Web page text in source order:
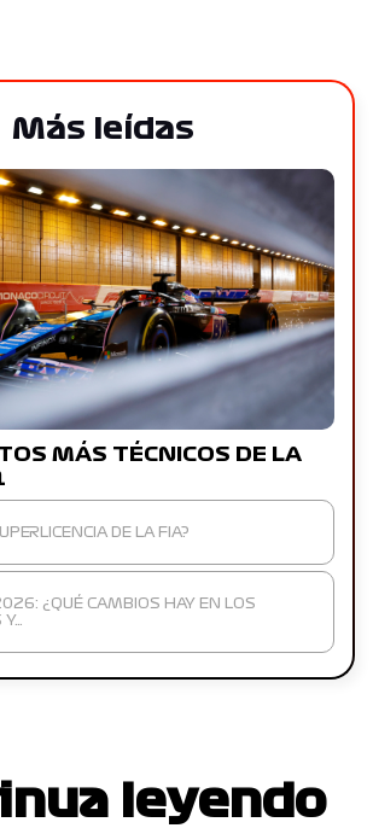
Más leídas
MÁS TÉCNICOS DE LA
DE LA FIA?
¿QUÉ CAMBIOS HAY EN LOS
leyendo